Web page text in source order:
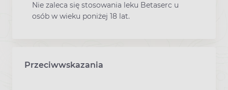
Nie zaleca się stosowania leku Betaserc u
osób w wieku poniżej 18 lat.
Przeciwwskazania